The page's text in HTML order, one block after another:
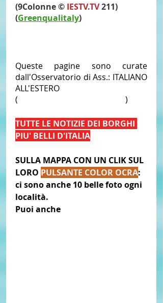
(9Colonne © IESTV.TV 211)
(Greenqualitaly)
Queste pagine sono curate
dall'Osservatorio di Ass.: ITALIANO
ALL'ESTERO
(
)
TUTTE LE NOTIZIE DEI BORGHI
PIU' BELLI D'ITALIA
SULLA MAPPA CON UN CLIK SUL
LORO PULSANTE COLOR OCRA:
ci sono anche 10 belle foto ogni
località.
Puoi anche